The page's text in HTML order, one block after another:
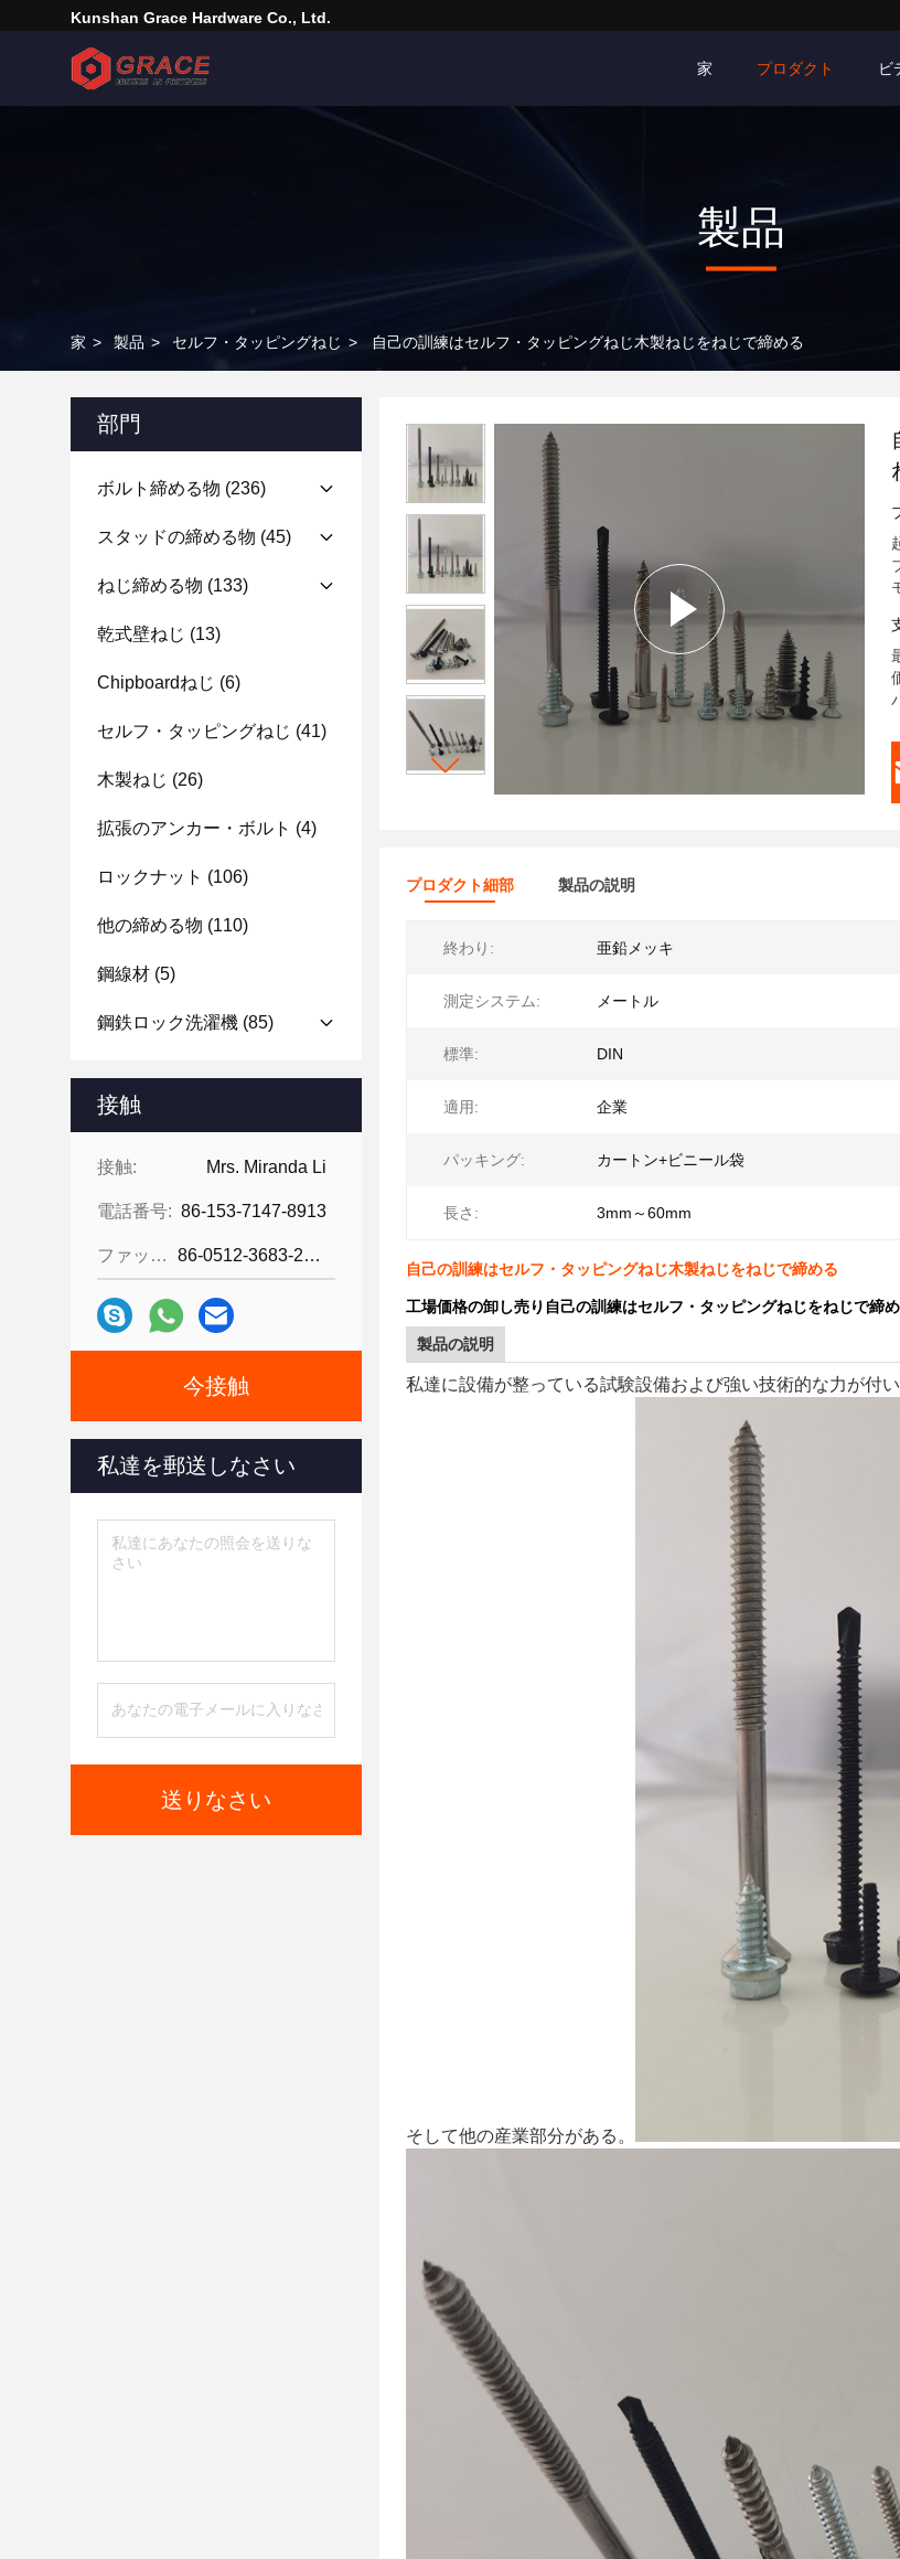
Kunshan Grace Hardware Co., Ltd.
家 プロダクト ビ
製品
家 > 製品 > セルフ・タッピングねじ > 自己の訓練はセルフ・タッピングねじ木製ねじをねじで締める
部門
ボルト締める物 (236)
スタッドの締める物 (45)
ねじ締める物 (133)
乾式壁ねじ (13)
Chipboardねじ (6)
セルフ・タッピングねじ (41)
木製ねじ (26)
拡張のアンカー・ボルト (4)
ロックナット (106)
他の締める物 (110)
鋼線材 (5)
鋼鉄ロック洗濯機 (85)
接触
接触: Mrs. Miranda Li
電話番号: 86-153-7147-8913
ファックス: 86-0512-3683-2631
今接触
私達を郵送しなさい
送りなさい
プロダクト細部 製品の説明
終わり: 亜鉛メッキ
測定システム: メートル
標準: DIN
適用: 企業
パッキング: カートン+ビニール袋
長さ: 3mm～60mm
自己の訓練はセルフ・タッピングねじ木製ねじをねじで締める
工場価格の卸し売り自己の訓練はセルフ・タッピングねじをねじで締
製品の説明
私達に設備が整っている試験設備および強い技術的な力が付
そして他の産業部分がある 。